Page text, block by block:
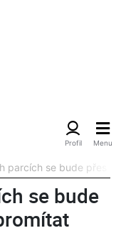
parcích se bude přes
se bude